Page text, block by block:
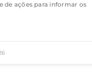
de ações para informar os